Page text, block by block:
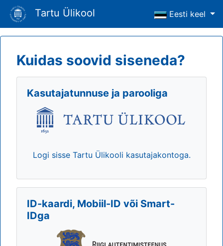
Tartu Ülikool Eesti keel
Kuidas soovid siseneda?
Kasutajatunnuse ja parooliga
Logi sisse Tartu Ülikooli kasutajakontoga.
ID-kaardi, Mobiil-ID või Smart-
IDga